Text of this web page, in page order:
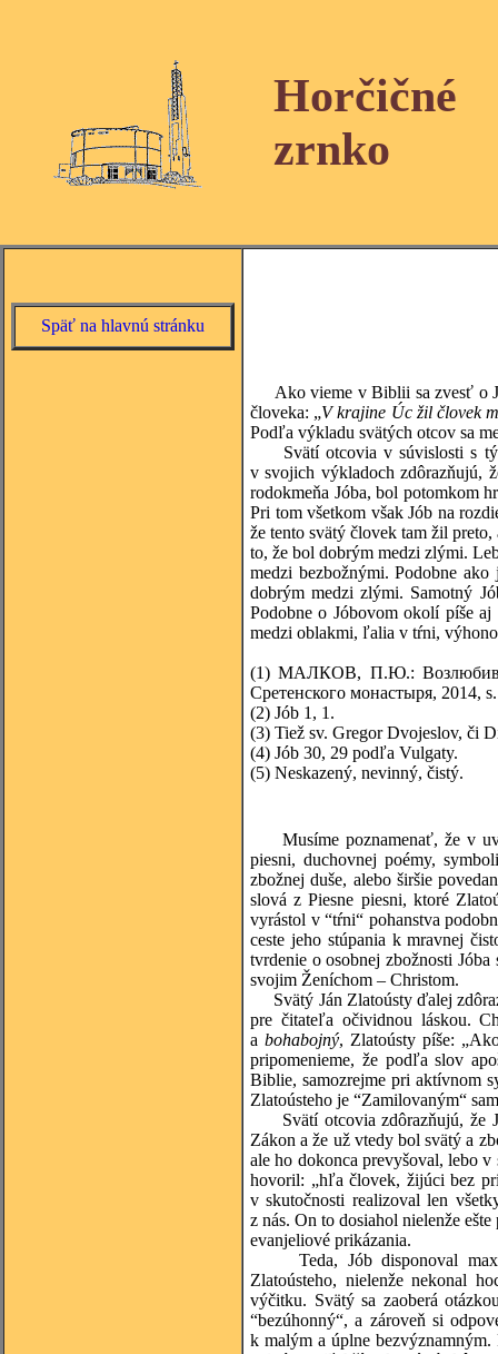
Horčičné
zrnko
Späť na hlavnú stránku
Ako vieme v Biblii sa zvesť o
človeka: „V krajine Úc žil človek
Podľa výkladu svätých otcov sa
Svätí otcovia v súvislosti s
v svojich výkladoch zdôrazňujú,
rodokmeňa Jóba, bol potomkom
Pri tom všetkom však Jób na
že tento svätý človek tam žil
to, že bol dobrým medzi zlými.
medzi bezbožnými. Podobne
dobrým medzi zlými. Samotný
Podobne o Jóbovom okolí píše
medzi oblakmi, ľalia v tŕni,
(1)МАЛКОВ, П.Ю.:
Сретенского монастыря, 2014,
(2) Jób 1, 1.
(3) Tiež sv. Gregor Dvojeslov, či
(4) Jób 30, 29 podľa Vulgaty.
(5) Neskazený, nevinný, čistý.
Musíme poznamenať, že v
piesni, duchovnej poémy,
zbožnej duše, alebo širšie
slová z Piesne piesni, ktoré
vyrástol v “tŕni“ pohanstva
ceste jeho stúpania k mravnej
tvrdenie o osobnej zbožnosti
svojim Ženíchom – Christom.
Svätý Ján Zlatoústy ďalej
pre čitateľa očividnou láskou.
abohabojný, Zlatoústy píše:
pripomenieme, že podľa slov
Biblie, samozrejme pri aktívnom
Zlatoústeho je “Zamilovaným“
Svätí otcovia zdôrazňujú, že
Zákon a že už vtedy bol svätý a
ale ho dokonca prevyšoval, lebo
hovoril: „hľa človek, žijúci bez
v skutočnosti realizoval len
z nás. On to dosiahol nielenže
evanjeliové prikázania.
Teda, Jób disponoval
Zlatoústeho, nielenže nekonal
výčitku. Svätý sa zaoberá
“bezúhonný“, a zároveň si
k malým a úplne